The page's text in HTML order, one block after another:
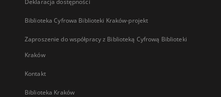
Deklaracja dostępności
Biblioteka Cyfrowa Biblioteki Kraków-projekt
Zaproszenie do współpracy z Biblioteką Cyfrową Biblioteki
Kraków
Kontakt
Biblioteka Kraków